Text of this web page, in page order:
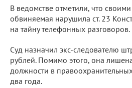
В ведомстве отметили, что
обвиняемая нарушила ст. 23
на тайну телефонных разговоров.
Суд назначил экс-следователю
рублей. Помимо этого, она
должности в
два года.